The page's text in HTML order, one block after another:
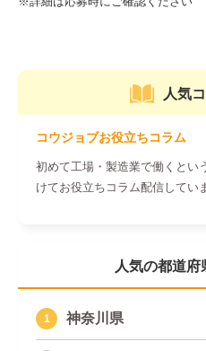
人気
コウジョブお役立ちコラム
初めて工場・製造業で働くとい
けてお役立ちコラム配信してい
人気の都道
神奈川県